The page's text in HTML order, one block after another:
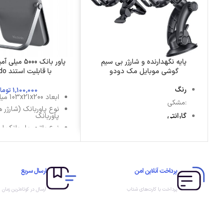
پایه نگهدارنده و شارژر بی سیم
گوشی موبایل مک دودو
رنگ
:مشکی
گارانتی
برند
مدل
:
CH-160
قابلیت چرخش
پاور بانک
با قابلیت استند Mcdodo
1,100,000
ابعاد 103x21x200 میلی‌متر
نوع پاوربانک (شارژر
پاوربانک
نوع باتری پاوربانک
مشخصات فنی
کلاس وزنی سبک|100 تا 200 گرم
پرداخت آنلاین امن
پرداخت با کارت‌های شتاب
ارسال سریع
ارسال در کوتاه‌ترین زمان